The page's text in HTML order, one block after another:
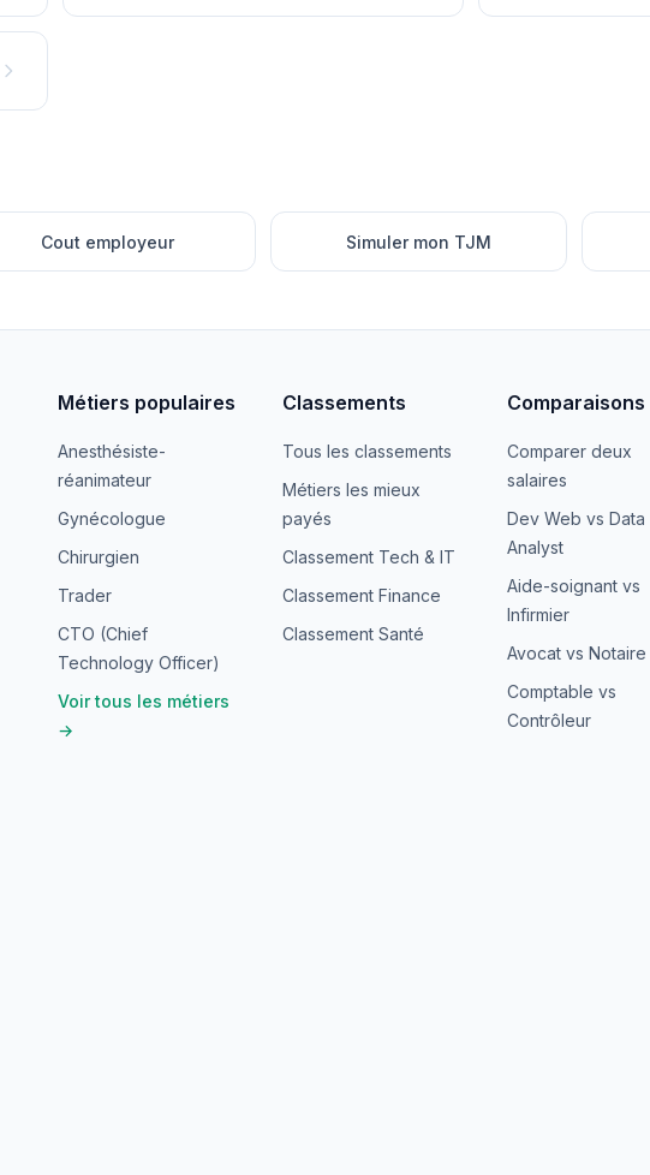
Cout employeur Simuler mon TJM
Métiers populaires
Anesthésiste-
réanimateur
Gynécologue
Chirurgien
Trader
CTO (Chief
Technology Officer)
Voir tous les métiers
→
Classements
Tous les classements
Métiers les mieux
payés
Classement Tech & IT
Classement Finance
Classement Santé
Comparaisons
Comparer deux
salaires
Dev Web vs Data
Analyst
Aide-soignant vs
Infirmier
Avocat vs Notaire
Comptable vs
Contrôleur